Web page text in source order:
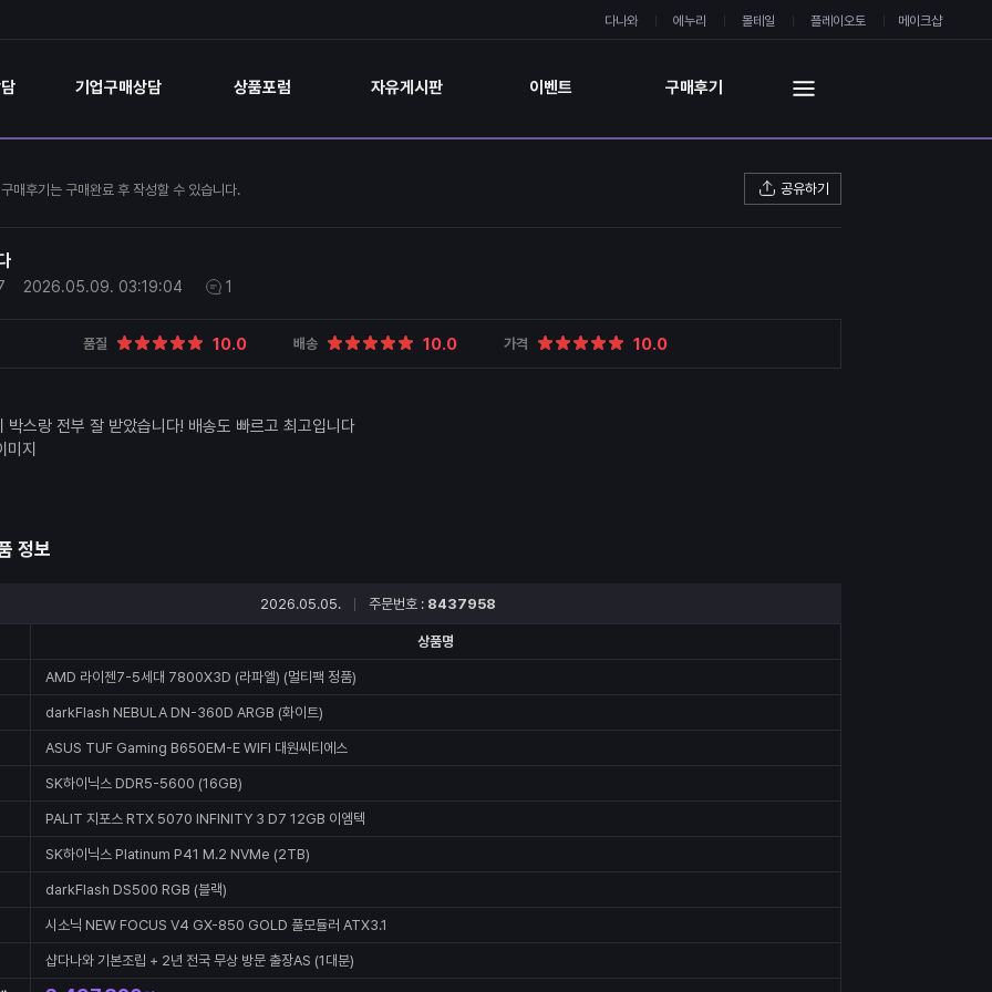
다나와 에누리 몰테일 플레이오토 메이크샵
기업구매상담 상품포럼 자유게시판 이벤트 구매후기
구매후기는 구매완료 후 작성할 수 있습니다. 공유하기
2026.05.09. 03:19:04 1
품질 10.0 배송 10.0 가격 10.0
박스랑 전부 잘 받았습니다! 배송도 빠르고 최고입니다
정보
2026.05.05. 주문번호 : 8437958
상품명
AMD 라이젠7-5세대 7800X3D (라파엘) (멀티팩 정품)
darkFlash NEBULA DN-360D ARGB (화이트)
ASUS TUF Gaming B650EM-E WIFI 대원씨티에스
SK하이닉스 DDR5-5600 (16GB)
PALIT 지포스 RTX 5070 INFINITY 3 D7 12GB 이엠텍
SK하이닉스 Platinum P41 M.2 NVMe (2TB)
darkFlash DS500 RGB (블랙)
시소닉 NEW FOCUS V4 GX-850 GOLD 풀모듈러 ATX3.1
샵다나와 기본조립 + 2년 전국 무상 방문 출장AS (1대분)